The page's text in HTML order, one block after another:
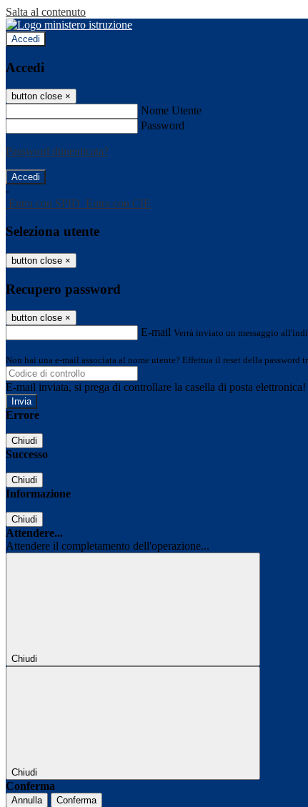
Salta al contenuto
Accedi
Accedi
button close ×
Nome Utente
Password
Password dimenticata?
-
Entra con SPID Entra con CIE
Seleziona utente
button close ×
Recupero password
button close ×
E-mail Verrà inviato un messaggio
Non hai una e-mail associata al nome utente? Effettua il reset della password
E-mail inviata, si prega di controllare la casella di posta elettronica!
Errore
Chiudi
Successo
Chiudi
Informazione
Chiudi
Attendere...
Attendere il completamento dell'operazione...
Chiudi
Chiudi
Conferma
Annulla Conferma